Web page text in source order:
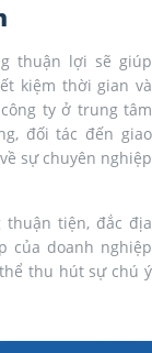
thuận lợi sẽ giúp
kiệm thời gian và
ty ở trung tâm
đối tác đến giao
sự chuyên nghiệp
tiện, đắc địa
của doanh nghiệp
thu hút sự chú ý